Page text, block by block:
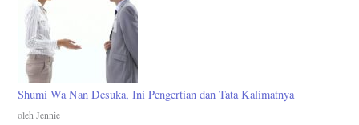
Shumi Wa Nan Desuka, Ini Pengertian dan Tata Kalimatnya
oleh Jennie